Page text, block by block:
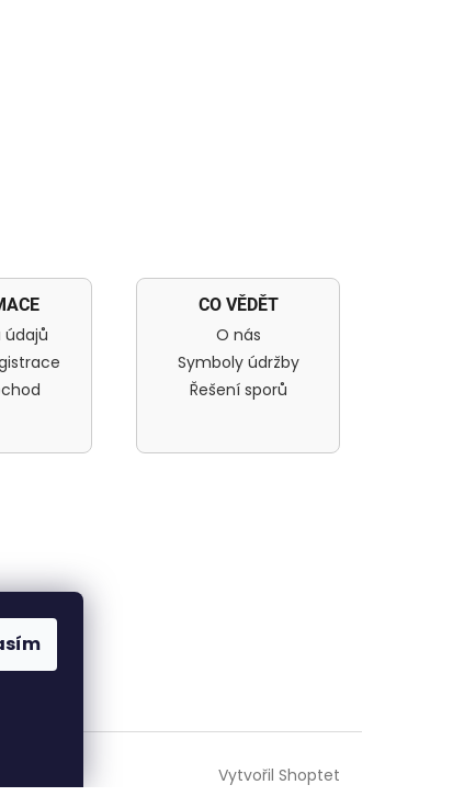
údajů
CO VĚDĚT
O nás
Symboly údržby
Řešení sporů
Vytvořil Shoptet